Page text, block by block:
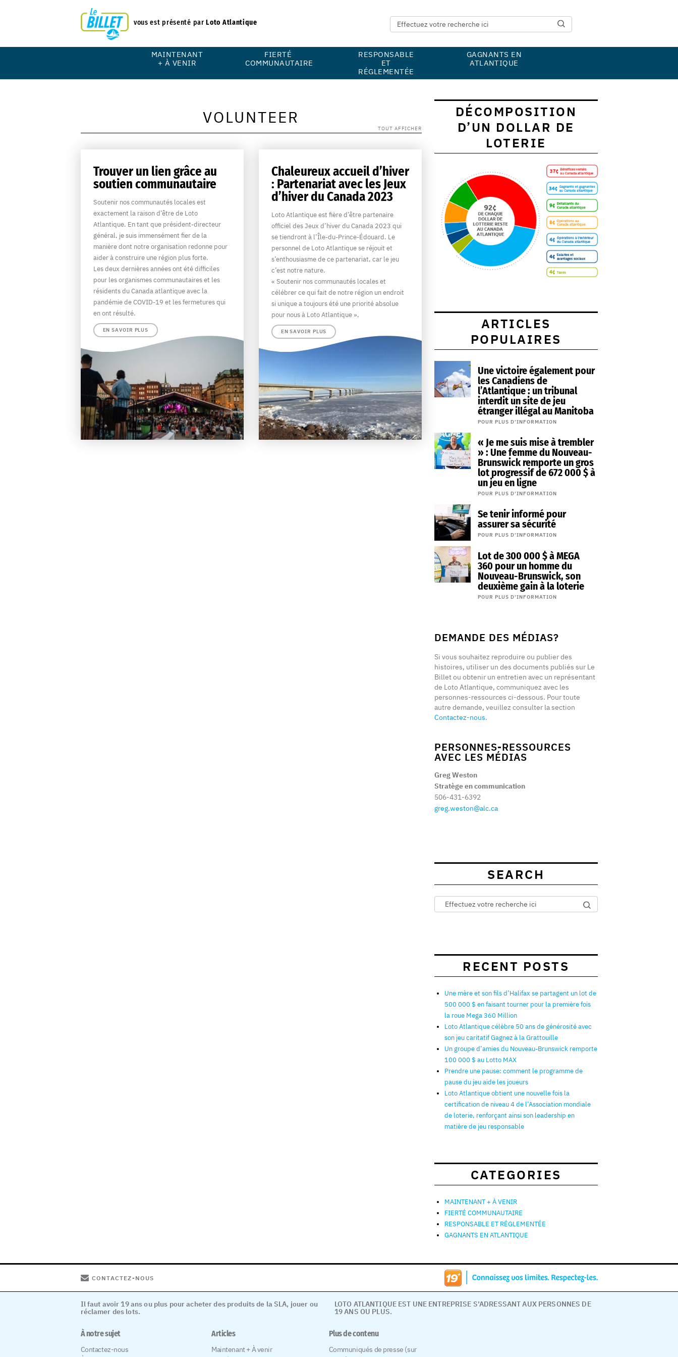
vous est présenté parLoto Atlantique
MAINTENANT
+ À VENIR
FIERTÉ
COMMUNAUTAIRE
RESPONSABLE
ET
RÉGLEMENTÉE
GAGNANTS EN
ATLANTIQUE
VOLUNTEER
TOUT AFFICHER
Trouver un lien grâce au
soutien communautaire
Soutenir nos communautés locales est
exactement la raison d’être de Loto
Atlantique. En tant que président-directeur
général, je suis immensément fier de la
manière dont notre organisation redonne pour
aider à construire une région plus forte.
Les deux dernières années ont été difficiles
pour les organismes communautaires et les
résidents du Canada atlantique avec la
pandémie de COVID-19 et les fermetures qui
en ont résulté.
EN SAVOIR PLUS
Chaleureux accueil d’hiver
: Partenariat avec les Jeux
d’hiver du Canada 2023
Loto Atlantique est fière d’être partenaire
officiel des Jeux d’hiver du Canada 2023 qui
se tiendront à l’Île-du-Prince-Édouard. Le
personnel de Loto Atlantique se réjouit et
s’enthousiasme de ce partenariat, car le jeu
c’est notre nature.
« Soutenir nos communautés locales et
célébrer ce qui fait de notre région un endroit
si unique a toujours été une priorité absolue
pour nous à Loto Atlantique »,
EN SAVOIR PLUS
DÉCOMPOSITION
D’UN DOLLAR DE
LOTERIE
ARTICLES
POPULAIRES
Une victoire également pour
les Canadiens de
l’Atlantique : un tribunal
interdit un site de jeu
étranger illégal au Manitoba
POUR PLUS D’INFORMATION
« Je me suis mise à trembler
» : Une femme du Nouveau-
Brunswick remporte un gros
lot progressif de 672 000 $ à
un jeu en ligne
POUR PLUS D’INFORMATION
Se tenir informé pour
assurer sa sécurité
POUR PLUS D’INFORMATION
Lot de 300 000 $ à MEGA
360 pour un homme du
Nouveau-Brunswick, son
deuxième gain à la loterie
POUR PLUS D’INFORMATION
DEMANDE DES MÉDIAS?
Si vous souhaitez reproduire ou publier des
histoires, utiliser un des documents publiés sur Le
Billet ou obtenir un entretien avec un représentant
de Loto Atlantique, communiquez avec les
personnes-ressources ci-dessous. Pour toute
autre demande, veuillez consulter la section
Contactez-nous.
PERSONNES-RESSOURCES
AVEC LES MÉDIAS
Greg Weston
Stratège en communication
506-431-6392
greg.weston@alc.ca
SEARCH
RECENT POSTS
Une mère et son fils d’Halifax se partagent un lot de
500 000 $ en faisant tourner pour la première fois
la roue Mega 360 Million
Loto Atlantique célèbre 50 ans de générosité avec
son jeu caritatif Gagnez à la Grattouille
Un groupe d’amies du Nouveau-Brunswick remporte
100 000 $ au Lotto MAX
Prendre une pause: comment le programme de
pause du jeu aide les joueurs
Loto Atlantique obtient une nouvelle fois la
certification de niveau 4 de l’Association mondiale
de loterie, renforçant ainsi son leadership en
matière de jeu responsable
CATEGORIES
MAINTENANT + À VENIR
FIERTÉ COMMUNAUTAIRE
RESPONSABLE ET RÉGLEMENTÉE
GAGNANTS EN ATLANTIQUE
CONTACTEZ-NOUS
Il faut avoir 19 ans ou plus pour acheter des produits de la SLA, jouer ou
réclamer des lots.
LOTO ATLANTIQUE EST UNE ENTREPRISE S’ADRESSANT AUX PERSONNES DE
19 ANS OU PLUS.
À notre sujet
Contactez-nous
Articles
Maintenant + À venir
Plus de contenu
Communiqués de presse (sur